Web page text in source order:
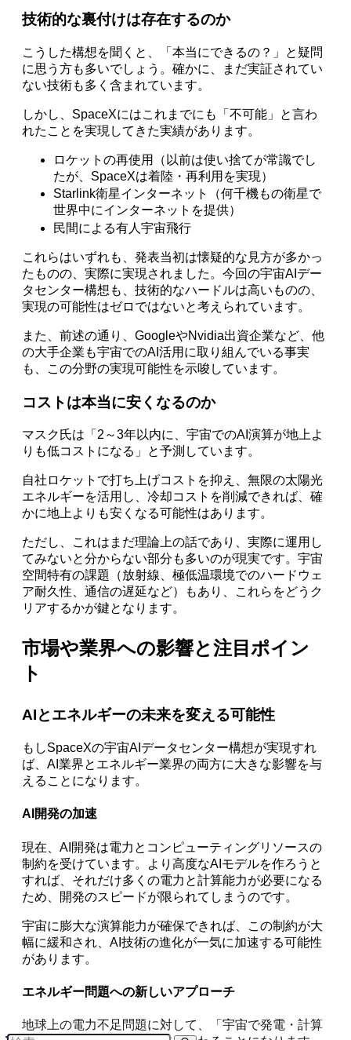
技術的な裏付けは存在するのか
こうした構想を聞くと、「本当にできるの？」と疑問
に思う方も多いでしょう。確かに、まだ実証されてい
ない技術も多く含まれています。
しかし、SpaceXにはこれまでにも「不可能」と言わ
れたことを実現してきた実績があります。
ロケットの再使用（以前は使い捨てが常識でし
たが、SpaceXは着陸・再利用を実現）
Starlink衛星インターネット（何千機もの衛星で
世界中にインターネットを提供）
民間による有人宇宙飛行
これらはいずれも、発表当初は懐疑的な見方が多かっ
たものの、実際に実現されました。今回の宇宙AIデー
タセンター構想も、技術的なハードルは高いものの、
実現の可能性はゼロではないと考えられています。
また、前述の通り、GoogleやNvidia出資企業など、他
の大手企業も宇宙でのAI活用に取り組んでいる事実
も、この分野の実現可能性を示唆しています。
コストは本当に安くなるのか
マスク氏は「2～3年以内に、宇宙でのAI演算が地上よ
りも低コストになる」と予測しています。
自社ロケットで打ち上げコストを抑え、無限の太陽光
エネルギーを活用し、冷却コストを削減できれば、確
かに地上よりも安くなる可能性はあります。
ただし、これはまだ理論上の話であり、実際に運用し
てみないと分からない部分も多いのが現実です。宇宙
空間特有の課題（放射線、極低温環境でのハードウェ
ア耐久性、通信の遅延など）もあり、これらをどうク
リアするかが鍵となります。
市場や業界への影響と注目ポイン
ト
AIとエネルギーの未来を変える可能性
もしSpaceXの宇宙AIデータセンター構想が実現すれ
ば、AI業界とエネルギー業界の両方に大きな影響を与
えることになります。
AI開発の加速
現在、AI開発は電力とコンピューティングリソースの
制約を受けています。より高度なAIモデルを作ろうと
すれば、それだけ多くの電力と計算能力が必要になる
ため、開発のスピードが限られてしまうのです。
宇宙に膨大な演算能力が確保できれば、この制約が大
幅に緩和され、AI技術の進化が一気に加速する可能性
があります。
エネルギー問題への新しいアプローチ
地球上の電力不足問題に対して、「宇宙で発電・計算